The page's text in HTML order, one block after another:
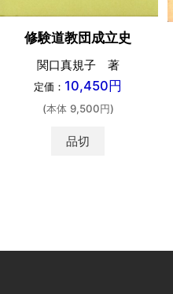
修験道教団成立史
関口真規子 著
定価： 10,450円
(本体 9,500円)
品切